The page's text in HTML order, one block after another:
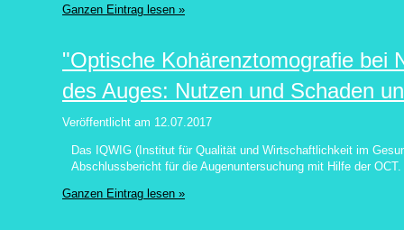
Ganzen Eintrag lesen »
"Optische Kohärenztomografie bei
des Auges: Nutzen und Schaden
Veröffentlicht am 12.07.2017
Das IQWIG (Institut für Qualität und Wirtschaftlichkeit im
Abschlussbericht für die Augenuntersuchung mit Hilfe der OCT.
Ganzen Eintrag lesen »